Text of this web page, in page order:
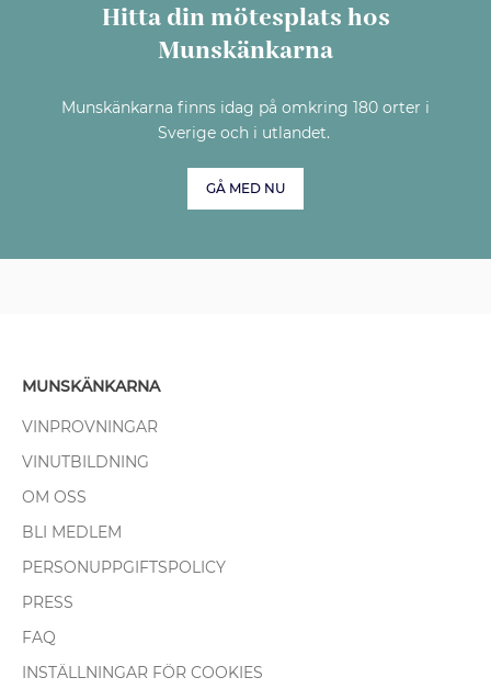
Hitta din mötesplats hos
Munskänkarna
Munskänkarna finns idag på omkring 180 orter i
Sverige och i utlandet.
GÅ MED NU
MUNSKÄNKARNA
VINPROVNINGAR
VINUTBILDNING
OM OSS
BLI MEDLEM
PERSONUPPGIFTSPOLICY
PRESS
FAQ
INSTÄLLNINGAR FÖR COOKIES